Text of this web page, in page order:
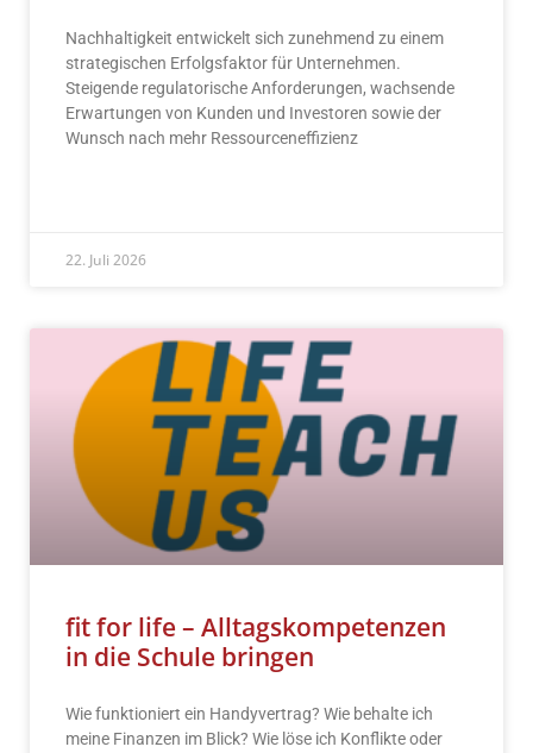
Nachhaltigkeit entwickelt sich zunehmend zu einem
strategischen Erfolgsfaktor für Unternehmen.
Steigende regulatorische Anforderungen, wachsende
Erwartungen von Kunden und Investoren sowie der
Wunsch nach mehr Ressourceneffizienz
22. Juli 2026
fit for life – Alltagskompetenzen
in die Schule bringen
Wie funktioniert ein Handyvertrag? Wie behalte ich
meine Finanzen im Blick? Wie löse ich Konflikte oder